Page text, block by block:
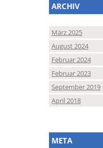
ARCHIV
März 2025
August 2024
Februar 2024
Februar 2023
September 2019
April 2018
META